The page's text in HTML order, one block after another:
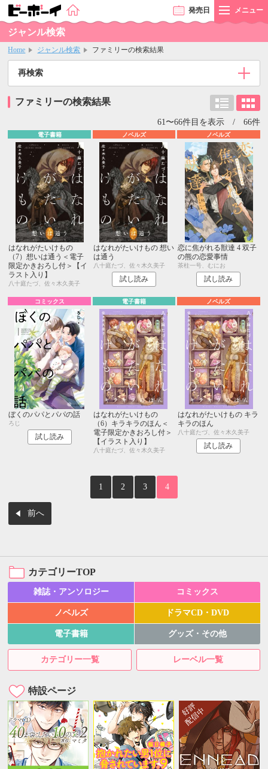
発売日 メニュー
ジャンル検索
Home ジャンル検索 ファミリーの検索結果
再検索
ファミリーの検索結果
61〜66件目を表示 / 66件
電子書籍
はなれがたいけもの
（7）想いは通う＜電子
限定かきおろし付＞【イ
ラスト入り】
八十庭たづ、佐々木久美子
ノベルズ
はなれがたいけもの 想い
は通う
八十庭たづ、佐々木久美子
試し読み
ノベルズ
恋に焦がれる獣達 4 双子
の熊の恋愛事情
茶柱一号、むにお
試し読み
コミックス
ぼくのパパとパパの話
ろじ
試し読み
電子書籍
はなれがたいけもの
（6）キラキラのほん＜
電子限定かきおろし付＞
【イラスト入り】
八十庭たづ、佐々木久美子
ノベルズ
はなれがたいけもの キラ
キラのほん
八十庭たづ、佐々木久美子
試し読み
前へ
1 2 3 4
カテゴリーTOP
雑誌・アンソロジー コミックス
ノベルズ ドラマCD・DVD
電子書籍 グッズ・その他
カテゴリー一覧 レーベル一覧
特設ページ